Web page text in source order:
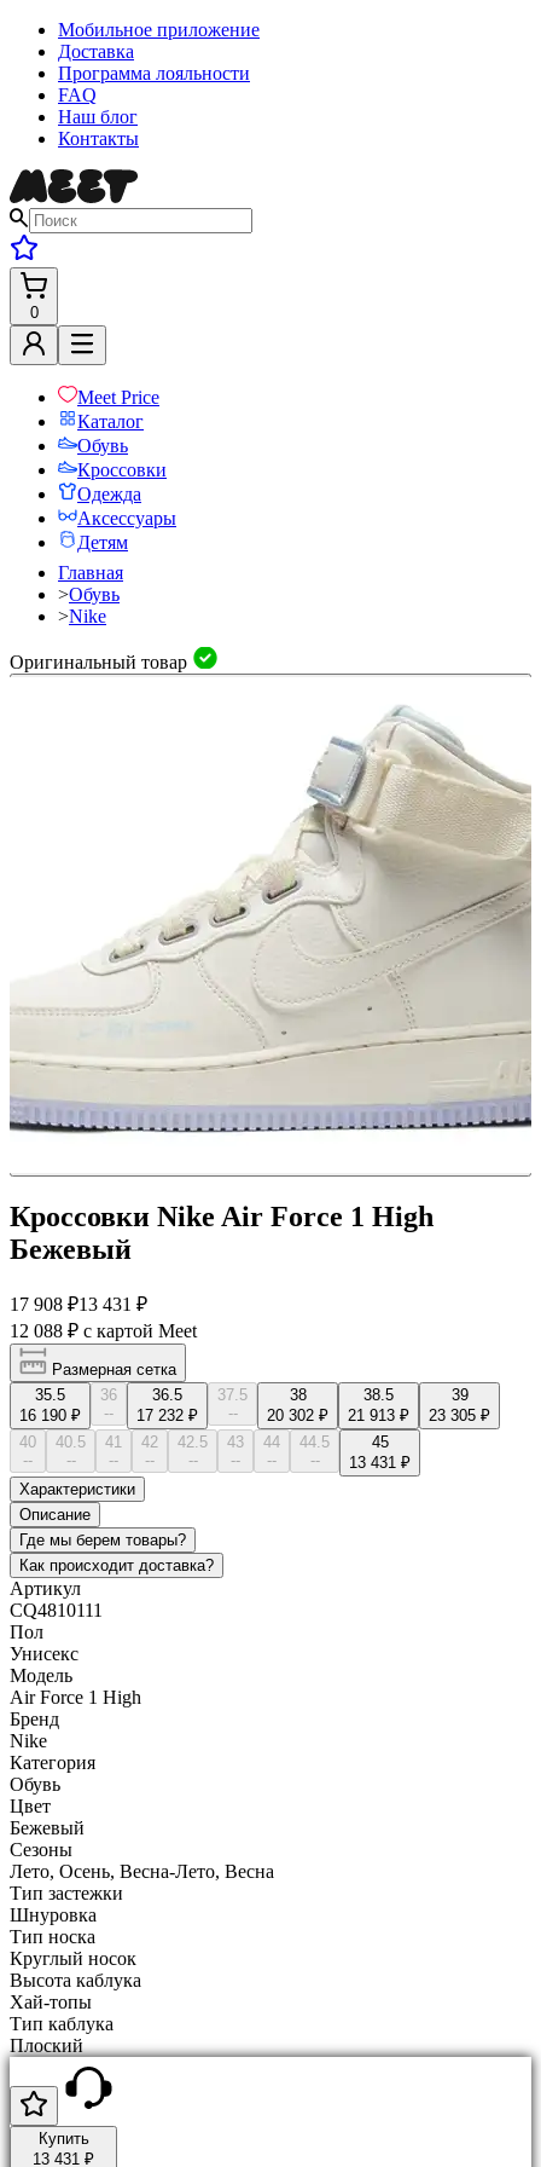
Мобильное приложение
Доставка
Программа лояльности
FAQ
Наш блог
Контакты
0
Meet Price
Каталог
Обувь
Кроссовки
Одежда
Аксессуары
Детям
Главная
>Обувь
>Nike
Оригинальный товар
Кроссовки Nike Air Force 1 High
Бежевый
17 908 ₽13 431 ₽
12 088 ₽ с картой Meet
Размерная сетка
35.5
16 190 ₽
36
--
36.5
17 232 ₽
37.5
--
38
20 302 ₽
38.5
21 913 ₽
39
23 305 ₽
40
--
40.5
--
41
--
42
--
42.5
--
43
--
44
--
44.5
--
45
13 431 ₽
Характеристики
Описание
Где мы берем товары?
Как происходит доставка?
Артикул
CQ4810111
Пол
Унисекс
Модель
Air Force 1 High
Бренд
Nike
Категория
Обувь
Цвет
Бежевый
Сезоны
Лето, Осень, Весна-Лето, Весна
Тип застежки
Шнуровка
Тип носка
Круглый носок
Высота каблука
Хай-топы
Тип каблука
Плоский
Купить
13 431 ₽